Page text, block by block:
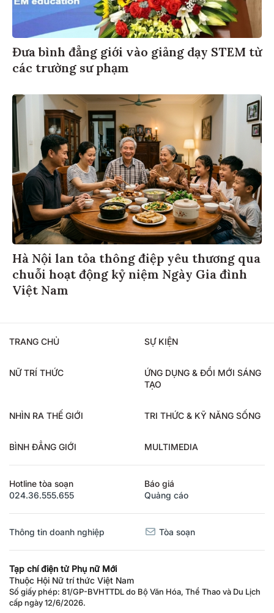
Đưa bình đẳng giới vào giảng dạy STEM từ
các trường sư phạm
Hà Nội lan tỏa thông điệp yêu thương qua
chuỗi hoạt động kỷ niệm Ngày Gia đình
Việt Nam
TRANG CHỦ SỰ KIỆN
NỮ TRÍ THỨC
ỨNG DỤNG & ĐỔI MỚI SÁNG
TẠO
NHÌN RA THẾ GIỚI TRI THỨC & KỸ NĂNG SỐNG
BÌNH ĐẲNG GIỚI MULTIMEDIA
Hotline tòa soạn
024.36.555.655
Báo giá
Quảng cáo
Thông tin doanh nghiệp Tòa soạn
Tạp chí điện tử Phụ nữ Mới
Thuộc Hội Nữ trí thức Việt Nam
Số giấy phép: 81/GP-BVHTTDL do Bộ Văn Hóa, Thể Thao và Du Lịch
cấp ngày 12/6/2026.